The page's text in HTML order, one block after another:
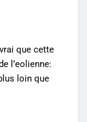
que cette
l’eolienne:
loin que